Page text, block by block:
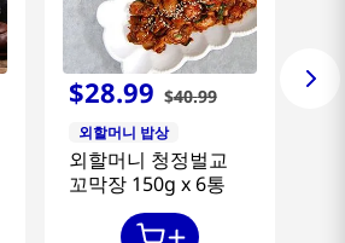
$28.99 $40.99
외할머니 밥상
외할머니 청정벌교
꼬막장 150g x 6통